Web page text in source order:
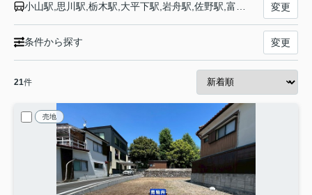
小山駅,思川駅,栃木駅,大平下駅,岩舟駅,佐野駅,富田駅,あしかがフラワーパーク駅,足利駅,山前駅,小俣駅,桐生駅,岩宿駅,国定駅,伊勢崎駅,駒形駅,前橋大島駅,前橋駅,新前橋駅 変更
条件から探す 変更
21件
売地